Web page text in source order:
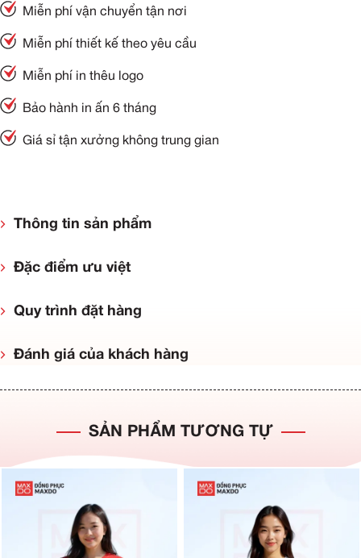
Miễn phí vận chuyển tận nơi
Miễn phí thiết kế theo yêu cầu
Miễn phí in thêu logo
Bảo hành in ấn 6 tháng
Giá sỉ tận xưởng không trung gian
Thông tin sản phẩm
Đặc điểm ưu việt
Quy trình đặt hàng
Đánh giá của khách hàng
SẢN PHẨM TƯƠNG TỰ